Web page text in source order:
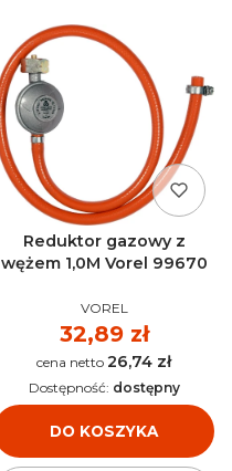
Reduktor gazowy z
wężem 1,0M Vorel 99670
PRODUCENT
VOREL
Cena
32,89 zł
Cena 26,74 zł
DO KOSZYKA
Dostępność: dostępny